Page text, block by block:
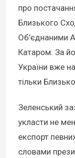
про
Близького
Об'єднаними
Катаром. За
України вже
тільки
Зеленський
укласти не
експорт
словами